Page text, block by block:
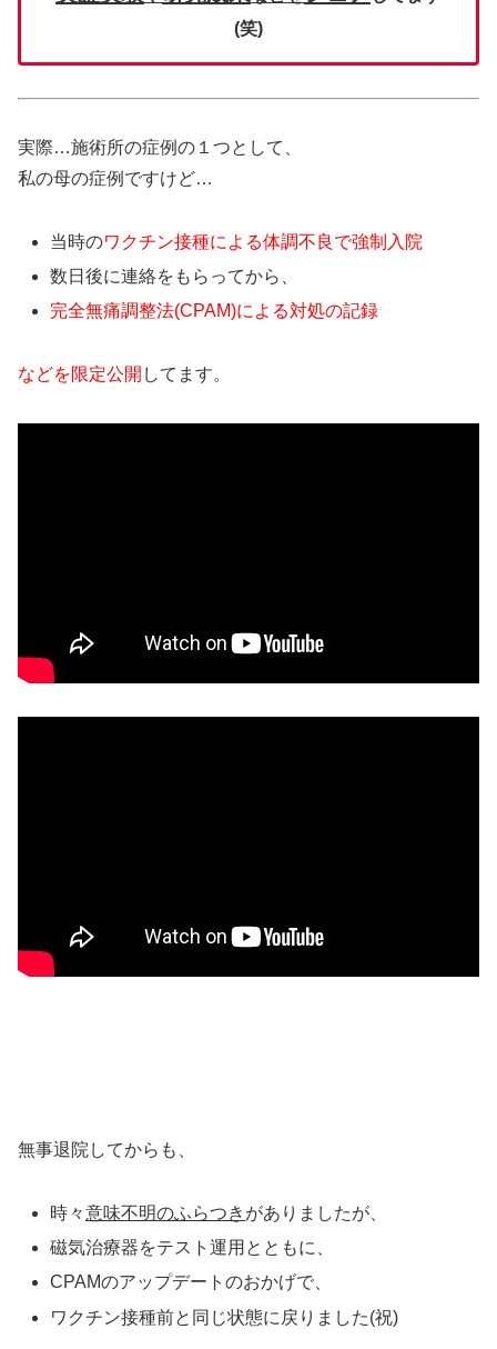
(笑)
実際…施術所の症例の１つとして、
私の母の症例ですけど…
当時のワクチン接種による体調不良で強制入院
数日後に連絡をもらってから、
完全無痛調整法(CPAM)による対処の記録
などを限定公開 してます。
無事退院してからも、
時々意味不明のふらつき がありましたが、
磁気治療器をテスト運用とともに、
CPAMのアップデートのおかげで、
ワクチン接種前と同じ状態に戻りました(祝)